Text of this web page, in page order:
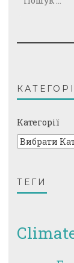
Категорії
ТЕГИ